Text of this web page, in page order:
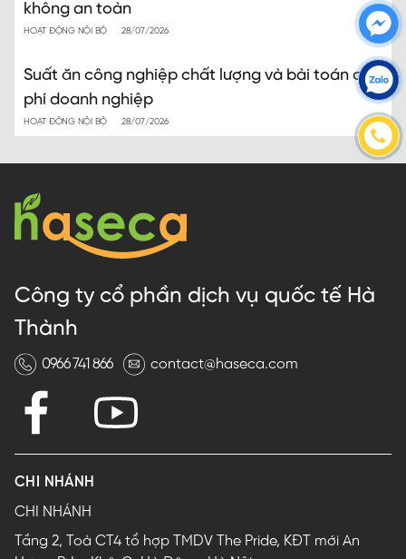
không an toàn
HOẠT ĐỘNG NỘI BỘ 28/07/2026
Suất ăn công nghiệp chất lượng và bài toán chi
phí doanh nghiệp
HOẠT ĐỘNG NỘI BỘ 28/07/2026
Công ty cổ phần dịch vụ quốc tế Hà
Thành
0966 741 866 contact@haseca.com
CHI NHÁNH
CHI NHÁNH
Tầng 2, Toà CT4 tổ hợp TMDV The Pride, KĐT mới An